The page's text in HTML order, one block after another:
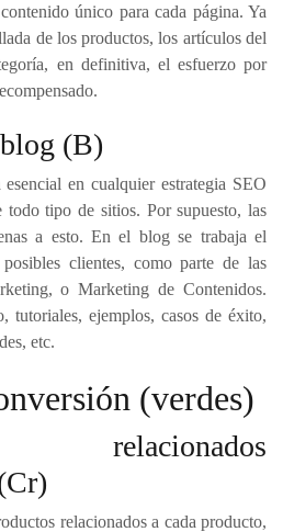
único para cada página. Ya
de los productos, los artículos del
en definitiva, el esfuerzo por
(B)
en cualquier estrategia SEO
todo tipo de sitios. Por supuesto, las
a esto. En el blog se trabaja el
clientes, como parte de las
o Marketing de Contenidos.
tutoriales, ejemplos, casos de éxito,
etc.
(verdes)
relacionados
relacionados a cada producto,